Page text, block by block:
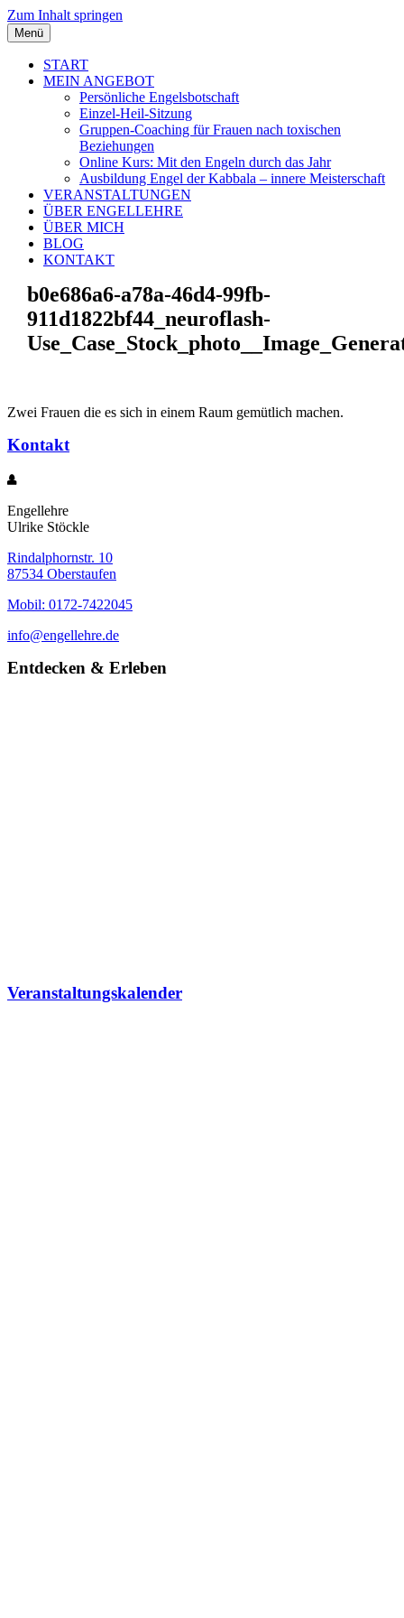
Zum Inhalt springen
Menü
START
MEIN ANGEBOT
Persönliche Engelsbotschaft
Einzel-Heil-Sitzung
Gruppen-Coaching für Frauen nach toxischen
Beziehungen
Online Kurs: Mit den Engeln durch das Jahr
Ausbildung Engel der Kabbala – innere Meisterschaft
VERANSTALTUNGEN
ÜBER ENGELLEHRE
ÜBER MICH
BLOG
KONTAKT
b0e686a6-a78a-46d4-99fb-
911d1822bf44_neuroflash-
Zwei Frauen die es sich in einem Raum gemütlich machen.
Kontakt
Engellehre
Ulrike Stöckle
Rindalphornstr. 10
87534 Oberstaufen
Mobil: 0172-7422045
info@engellehre.de
Entdecken & Erleben
Veranstaltungskalender